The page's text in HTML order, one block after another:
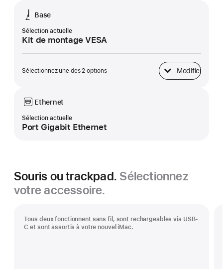
Base
Sélection actuelle
Kit de montage VESA
Sélectionnez une des 2 options Modifier
Base
Ethernet
Sélection actuelle
Port Gigabit Ethernet
Souris ou trackpad. Sélectionnez
votre accessoire.
Tous deux fonctionnent sans fil, sont rechargeables via USB-
C et sont assortis à votre nouvel iMac.